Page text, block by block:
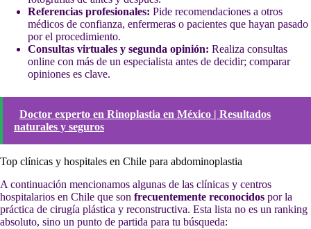
Referencias profesionales: Pide recomendaciones a otros
médicos de confianza, enfermeras o pacientes que hayan pasado
por el procedimiento.
Consultas virtuales y segunda opinión: Realiza consultas
online con más de un especialista antes de decidir; comparar
opiniones es clave.
Doctor experto en Rinoplastia en México | Resultados
naturales y seguros
Top clínicas y hospitales en Chile para abdominoplastia
A continuación mencionamos algunas de las clínicas y centros
hospitalarios en Chile que son frecuentemente reconocidos por la
práctica de cirugía plástica y reconstructiva. Esta lista no es un ranking
absoluto, sino un punto de partida para tu búsqueda: